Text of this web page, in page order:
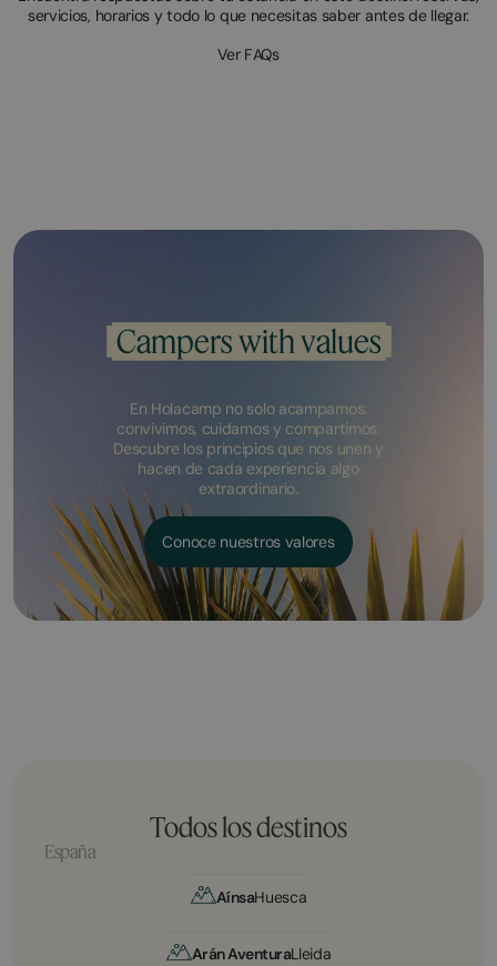
servicios, horarios y todo lo que necesitas saber antes de llegar.
Ver FAQs
Campers with values
En Holacamp no solo acampamos:
convivimos, cuidamos y compartimos.
Descubre los principios que nos unen y
hacen de cada experiencia algo
extraordinario.
Conoce nuestros valores
Todos los destinos
España
AínsaHuesca
Arán AventuraLleida